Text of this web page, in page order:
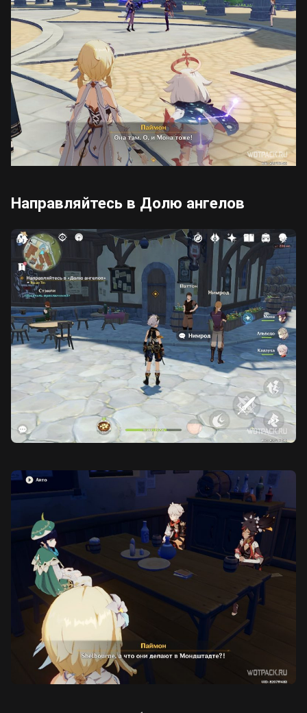
Направляйтесь в Долю ангелов